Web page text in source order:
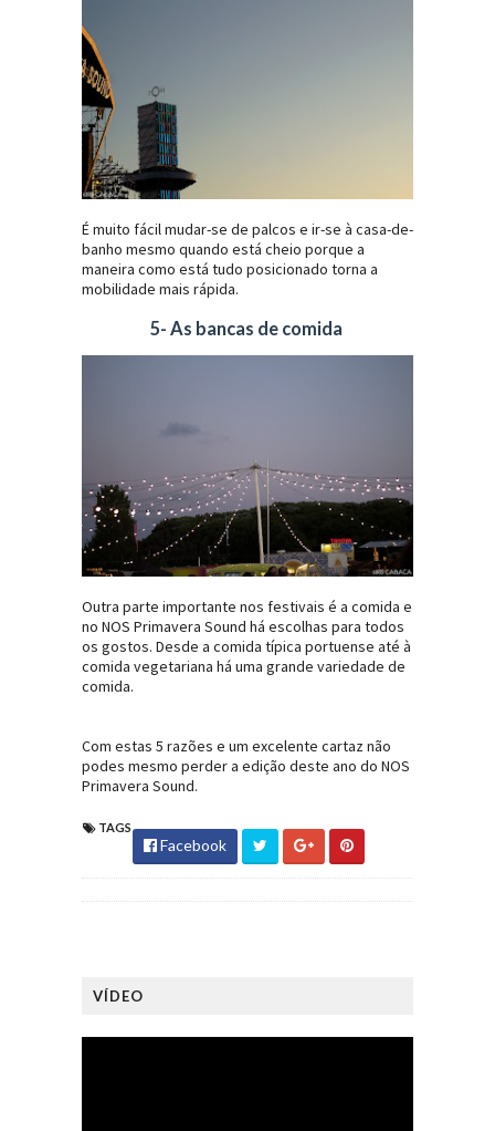
É muito fácil mudar-se de palcos e ir-se à casa-de-
banho mesmo quando está cheio porque a
maneira como está tudo posicionado torna a
mobilidade mais rápida.
5- As bancas de comida
Outra parte importante nos festivais é a comida e
no NOS Primavera Sound há escolhas para todos
os gostos. Desde a comida típica portuense até à
comida vegetariana há uma grande variedade de
comida.
Com estas 5 razões e um excelente cartaz não
podes mesmo perder a edição deste ano do NOS
Primavera Sound.
TAGS
Facebook
VÍDEO